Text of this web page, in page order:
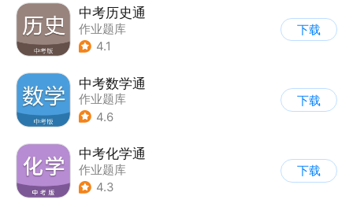
中考历史通
作业题库
4.1
下载
中考数学通
作业题库
4.6
下载
中考化学通
作业题库
4.3
下载